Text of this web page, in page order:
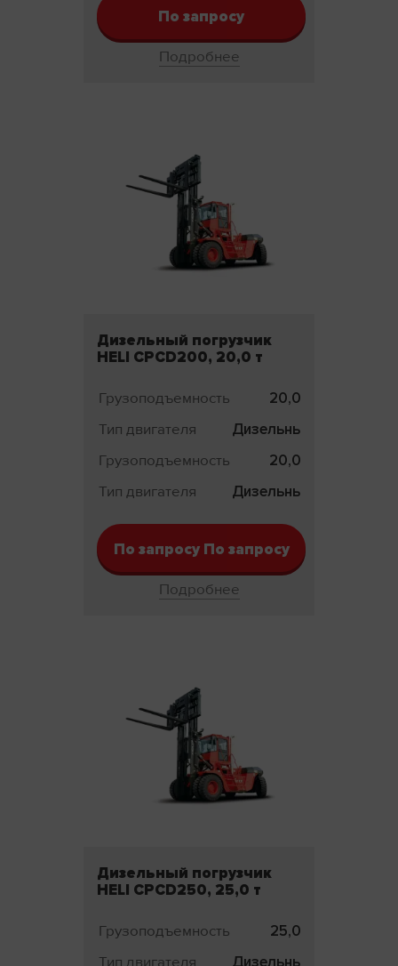
По запросу
Подробнее
Дизельный погрузчик
HELI CPCD200, 20,0 т
Грузоподъемность
20,0 т
Тип двигателя
Дизельный
Грузоподъемность
20,0 т
Тип двигателя
Дизельный
По запросу По запросу
Подробнее
Дизельный погрузчик
HELI CPCD250, 25,0 т
Грузоподъемность
25,0 т
Тип двигателя
Дизельный